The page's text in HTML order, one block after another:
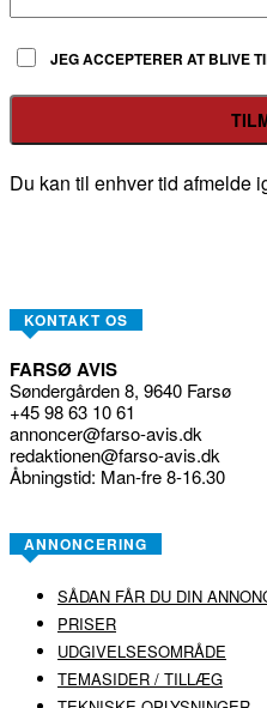
JEG ACCEPTERER AT BLIVE
Du kan til enhver tid afmelde
KONTAKT OS
FARSØ AVIS
Søndergården 8, 9640 Farsø
+45 98 63 10 61
annoncer@farso-avis.dk
redaktionen@farso-avis.dk
Åbningstid: Man-fre 8-16.30
ANNONCERING
SÅDAN FÅR DU DIN
PRISER
UDGIVELSESOMRÅDE
TEMASIDER / TILLÆG